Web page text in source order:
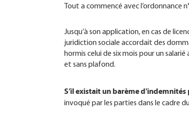
Tout a commencé avec
Jusqu’à son application, en cas de
juridiction sociale accordait des
hormis celui de six mois pour un
et sans plafond.
S’il existait un barème
invoqué par les parties dans le cadre